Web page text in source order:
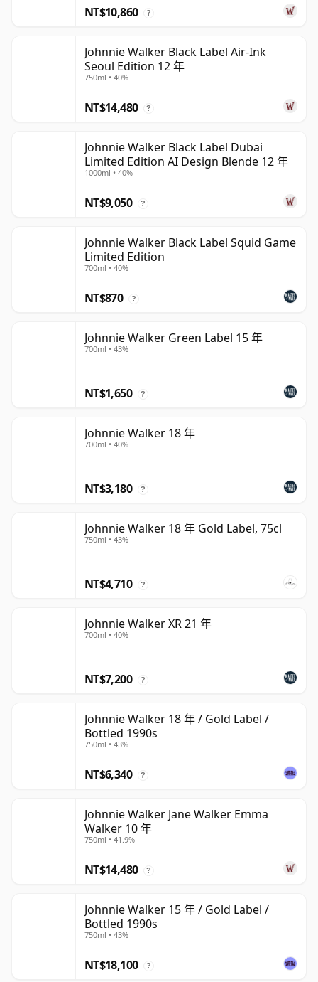
NT$10,860 ?
Johnnie Walker Black Label Air-Ink
Seoul Edition 12 年
750ml • 40%
NT$14,480 ?
Johnnie Walker Black Label Dubai
Limited Edition AI Design Blende 12 年
1000ml • 40%
NT$9,050 ?
Johnnie Walker Black Label Squid Game
Limited Edition
700ml • 40%
NT$870 ?
Johnnie Walker Green Label 15 年
700ml • 43%
NT$1,650 ?
Johnnie Walker 18 年
700ml • 40%
NT$3,180 ?
Johnnie Walker 18 年 Gold Label, 75cl
750ml • 43%
NT$4,710 ?
Johnnie Walker XR 21 年
700ml • 40%
NT$7,200 ?
Johnnie Walker 18 年 / Gold Label /
Bottled 1990s
750ml • 43%
NT$6,340 ?
Johnnie Walker Jane Walker Emma
Walker 10 年
750ml • 41.9%
NT$14,480 ?
Johnnie Walker 15 年 / Gold Label /
Bottled 1990s
750ml • 43%
NT$18,100 ?